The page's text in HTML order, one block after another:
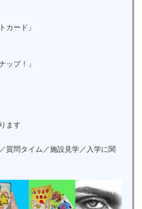
カード」
ップ！」
ます
質問タイム／施設見学／入学に関